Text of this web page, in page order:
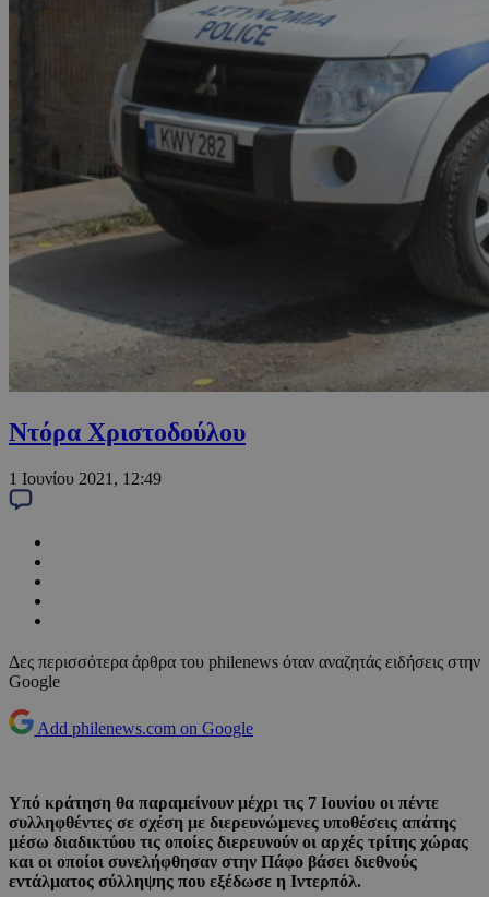
Ντόρα Χριστοδούλου
1 Ιουνίου 2021, 12:49
Δες περισσότερα άρθρα του philenews όταν αναζητάς ειδήσεις στην
Google
Add philenews.com on Google
Υπό κράτηση θα παραμείνουν μέχρι τις 7 Ιουνίου οι πέντε
συλληφθέντες σε σχέση με διερευνώμενες υποθέσεις απάτης
μέσω διαδικτύου τις οποίες διερευνούν οι αρχές τρίτης χώρας
και οι οποίοι συνελήφθησαν στην Πάφο βάσει διεθνούς
εντάλματος σύλληψης που εξέδωσε η Ιντερπόλ.